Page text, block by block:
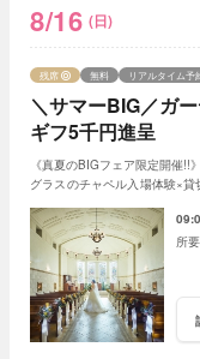
8/16 (日)
＼サマーBIG／ガ
ギフ5千円進呈
残席 無料 リアルタイム予
《真夏のBIGフェア限定開催!!
グラスのチャペル入場体験×